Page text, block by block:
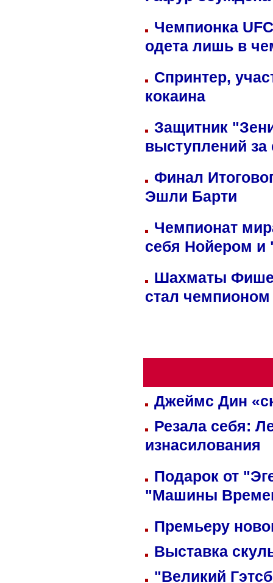
Чемпионка
одета лишь в
Спринтер,
кокаина
Защитник
выступлений
Финал
Эшли Барти
Чемпионат
себя Нойером и
Шахматы
стал
Джеймс Дин
Резала себя:
изнасилования
Подарок от
"Машины
Премьеру
Выставка
"Великий